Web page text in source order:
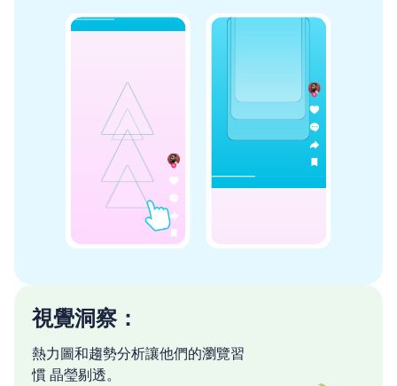
視覺洞察：
熱力圖和趨勢分析讓他們的瀏覽習
慣 晶瑩剔透。